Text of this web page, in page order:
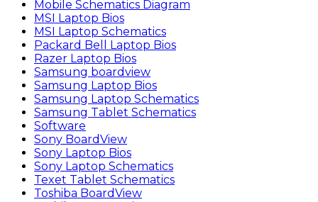
Mobile Schematics Diagram
MSI Laptop Bios
MSI Laptop Schematics
Packard Bell Laptop Bios
Razer Laptop Bios
Samsung boardview
Samsung Laptop Bios
Samsung Laptop Schematics
Samsung Tablet Schematics
Software
Sony BoardView
Sony Laptop Bios
Sony Laptop Schematics
Texet Tablet Schematics
Toshiba BoardView